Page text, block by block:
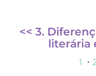
<< 3.
literária
1 ・